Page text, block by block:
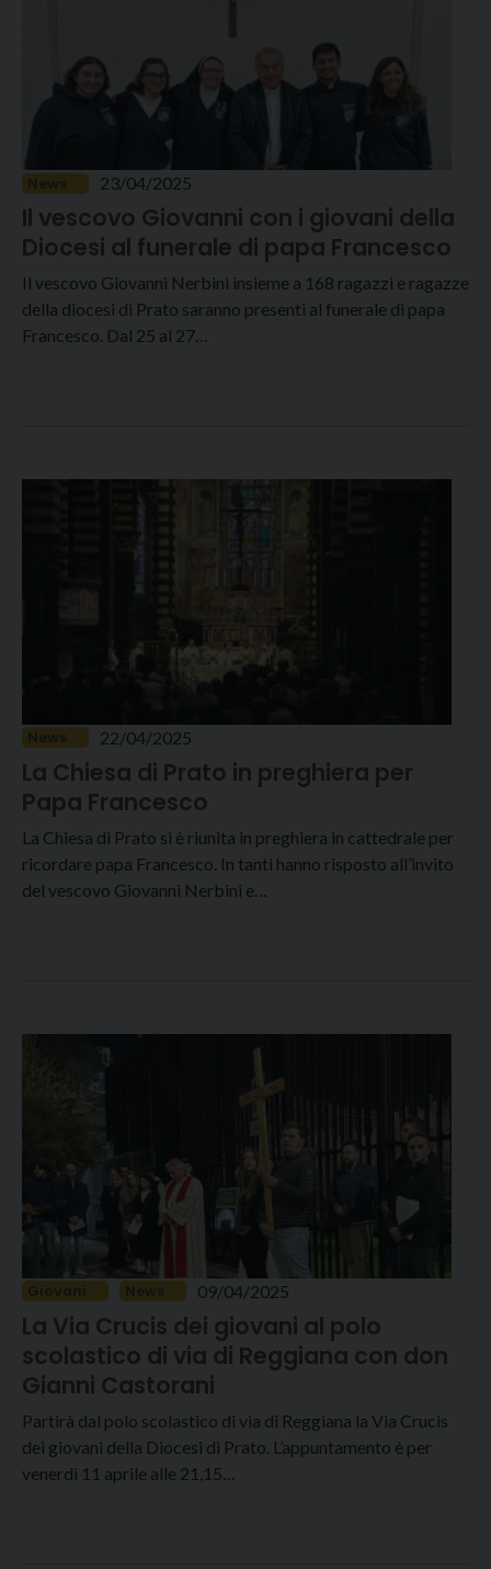
23/04/2025
Il vescovo Giovanni con i giovani della
Diocesi al funerale di papa Francesco
Il vescovo Giovanni Nerbini insieme a 168 ragazzi e ragazze
della diocesi di Prato saranno presenti al funerale di papa
Francesco. Dal 25 al 27…
22/04/2025
La Chiesa di Prato in preghiera per
Papa Francesco
La Chiesa di Prato si è riunita in preghiera in cattedrale per
ricordare papa Francesco. In tanti hanno risposto all’invito
del vescovo Giovanni Nerbini e…
09/04/2025
La Via Crucis dei giovani al polo
scolastico di via di Reggiana con don
Gianni Castorani
Partirà dal polo scolastico di via di Reggiana la Via Crucis
dei giovani della Diocesi di Prato. L’appuntamento è per
venerdì 11 aprile alle 21,15…